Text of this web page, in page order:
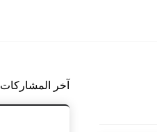
آخر المشاركات